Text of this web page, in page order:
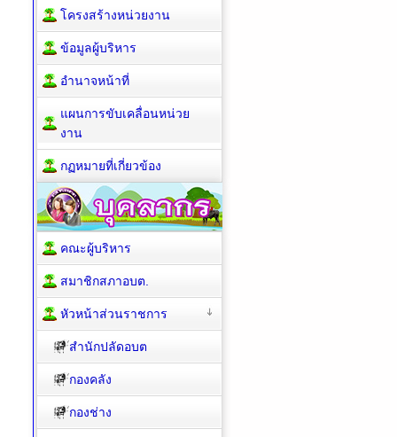
โครงสร้างหน่วยงาน
ข้อมูลผู้บริหาร
อำนาจหน้าที่
แผนการขับเคลื่อนหน่วย
งาน
กฏหมายที่เกี่ยวข้อง
คณะผู้บริหาร
สมาชิกสภาอบต.
หัวหน้าส่วนราชการ
สำนักปลัดอบต
กองคลัง
กองช่าง